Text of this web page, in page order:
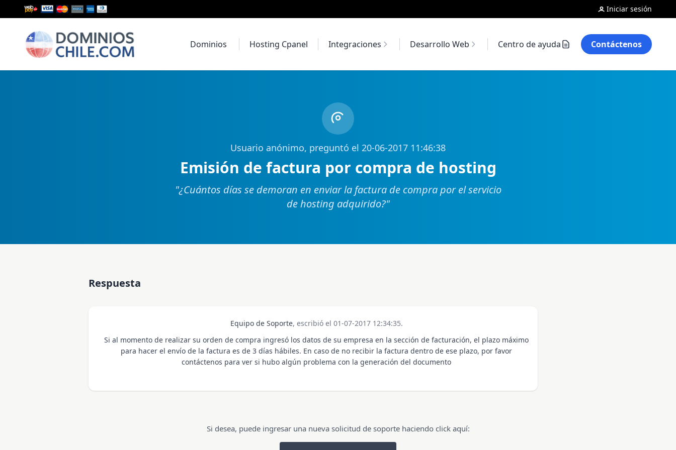
Iniciar sesión
Dominios Hosting Cpanel Integraciones Desarrollo Web Centro de ayuda Contáctenos
Usuario anónimo, preguntó el 20-06-2017 11:46:38
Emisión de factura por compra de hosting
"¿Cuántos días se demoran en enviar la factura de compra por el servicio
de hosting adquirido?"
Respuesta
Equipo de Soporte, escribió el 01-07-2017 12:34:35.
Si al momento de realizar su orden de compra ingresó los datos de su empresa en la sección de facturación, el plazo máximo
para hacer el envío de la factura es de 3 días hábiles. En caso de no recibir la factura dentro de ese plazo, por favor
contáctenos para ver si hubo algún problema con la generación del documento
Si desea, puede ingresar una nueva solicitud de soporte haciendo click aquí: